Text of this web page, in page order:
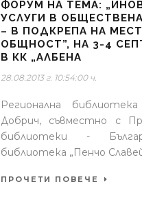
ФОРУМ НА ТЕМА:
УСЛУГИ В
– В ПОДКРЕПА НА
ОБЩНОСТ”, НА 3-4
В КК „АЛБЕНА
28.08.2013 г. 10:54:00 ч.
Регионална
Добрич, съвместно с
библиотеки -
библиотека „Пенчо
ПРОЧЕТИ ПОВЕЧЕ